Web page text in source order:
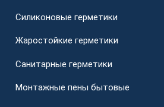
Силиконовые герметики
Жаростойкие герметики
Санитарные герметики
Монтажные пены бытовые